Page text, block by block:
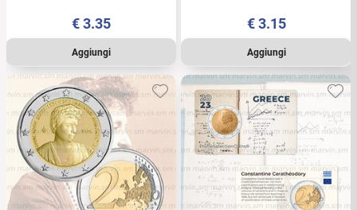
€3.35 €3.15